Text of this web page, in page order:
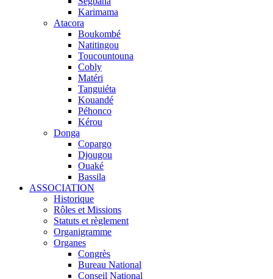
Karimama
Atacora
Boukombé
Natitingou
Toucountouna
Cobly
Matéri
Tanguiéta
Kouandé
Péhonco
Kérou
Donga
Copargo
Djougou
Ouaké
Bassila
ASSOCIATION
Historique
Rôles et Missions
Statuts et règlement
Organigramme
Organes
Congrès
Bureau National
Conseil National